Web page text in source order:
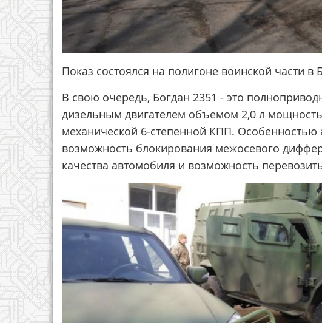
Показ состоялся на полигоне воинской части в
В свою очередь, Богдан 2351 - это
дизельным двигателем объемом 2,0 л
механической 6-степенной КПП. Особенностью
возможность блокирования межосевого
качества автомобиля и возможность